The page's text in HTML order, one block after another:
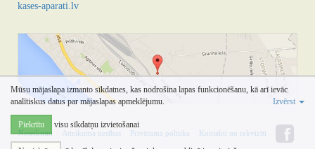
Mūsu mājaslapa izmanto sīkdatnes, kas nodrošina lapas funkcionēšanu, kā arī ievāc
analītiskus datus par mājaslapas apmeklējumu.
Izvērst
Piekrītu visu sīkdatņu izvietošanai
kases-aparati.lv
Noteikumi Atteikuma tiesības Privātuma politika Kontakti un rekvizīti